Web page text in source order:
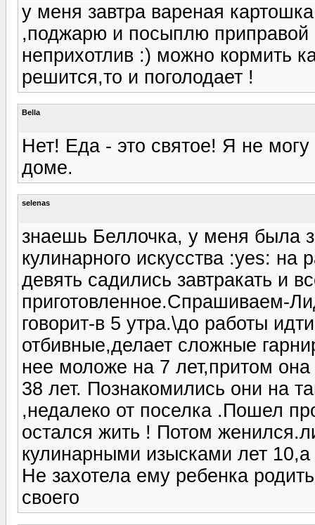
у меня завтра вареная
,поджарю и посыплю
неприхотлив :) можно кормить
решится,то и поголодает !
Bella
Нет! Еда - это святое! Я не
доме.
selenas
знаешь Беллочка, у меня была
кулинарного искусства :yes: на
девять садились завтракать и
приготовленное.Спрашиваем-
говорит-в 5 утра.\до работы
отбивные,делает сложные
нее моложе на 7 лет,притом она
38 лет. Познакомились они на
,недалеко от поселка .Пошел
остался жить ! Потом
кулинарными изысками лет
Не захотела ему ребенка
своего